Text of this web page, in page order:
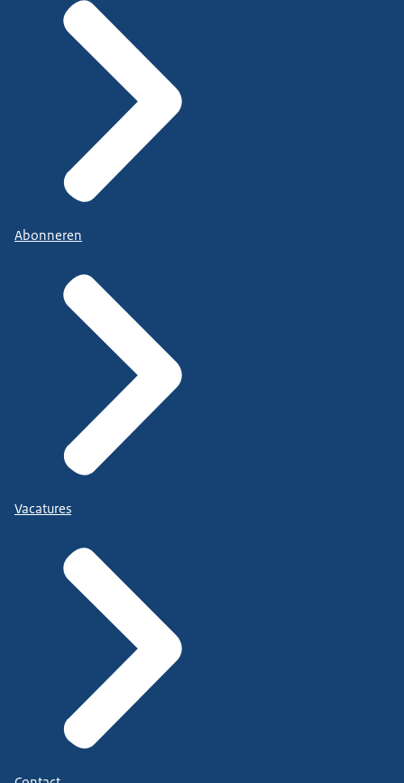
Abonneren
Vacatures